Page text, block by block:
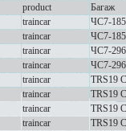
product
Багаж
traincar
ЧС7-
traincar
ЧС7-
traincar
ЧС7-
traincar
ЧС7-
traincar
TRS19
traincar
TRS19
traincar
TRS19
traincar
TRS19